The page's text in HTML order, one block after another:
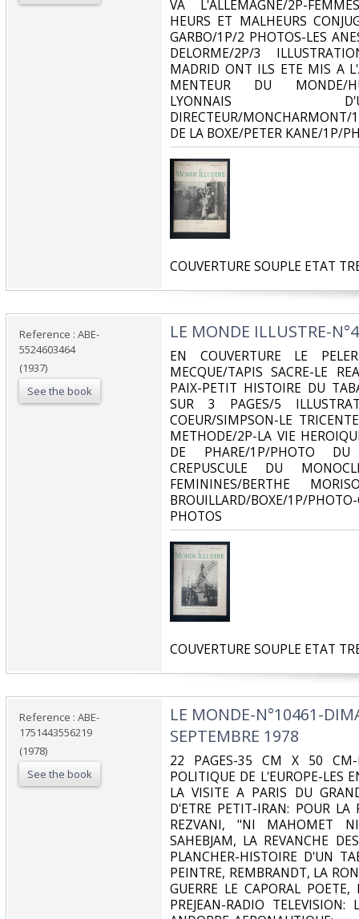
VA L'ALLEMAGNE/2P-
HEURS ET MALHEURS
GARBO/1P/2 PHOTOS-LES
DELORME/2P/3
MADRID ONT ILS ETE MIS A
MENTEUR DU MONDE/
LYONNAIS
DIRECTEUR/MONCHARMONT/
DE LA BOXE/PETER KANE/1P/
‎COUVERTURE SOUPLE ETAT
Reference : ABE-
5524603464
(1937)
See the book
‎LE MONDE ILLUSTRE-
‎EN COUVERTURE LE
MECQUE/TAPIS SACRE-LE
PAIX-PETIT HISTOIRE DU
SUR 3 PAGES/5
COEUR/SIMPSON-LE
METHODE/2P-LA VIE
DE PHARE/1P/PHOTO DU
CREPUSCULE DU
FEMININES/BERTHE
BROUILLARD/BOXE/1P/
PHOTOS‎
‎COUVERTURE SOUPLE ETAT
Reference : ABE-
1751443556219
(1978)
See the book
‎LE MONDE-N°10461-
SEPTEMBRE 1978 ‎
‎22 PAGES-35 CM X 50 CM-
POLITIQUE DE L'EUROPE-LES
LA VISITE A PARIS DU
D'ETRE PETIT-IRAN: POUR LA
REZVANI, "NI MAHOMET
SAHEBJAM, LA REVANCHE
PLANCHER-HISTOIRE D'UN
PEINTRE, REMBRANDT, LA
GUERRE LE CAPORAL POETE,
PREJEAN-RADIO